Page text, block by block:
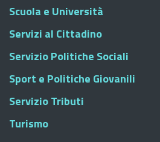
Scuola e Università
Servizi al Cittadino
Servizio Politiche Sociali
Sport e Politiche Giovanili
Servizio Tributi
Turismo